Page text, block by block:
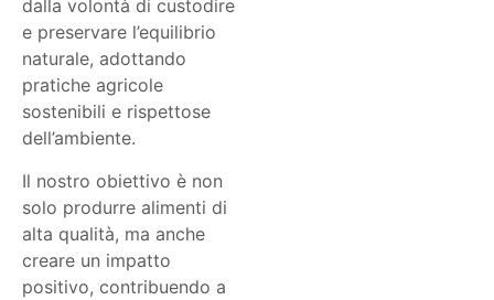
dalla volontà di custodire
e preservare l’equilibrio
naturale, adottando
pratiche agricole
sostenibili e rispettose
dell’ambiente.
Il nostro obiettivo è non
solo produrre alimenti di
alta qualità, ma anche
creare un impatto
positivo, contribuendo a